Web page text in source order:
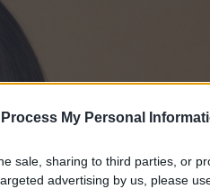
Process My Personal
sale, sharing to third parties, or
advertising by us, please